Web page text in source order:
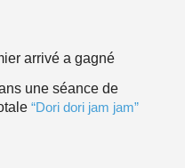
arrivé a gagné
une séance de
“Dori dori jam jam”